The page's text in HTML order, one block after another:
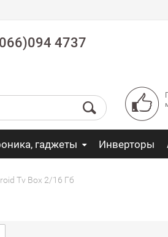
4737
гаджеты Инверторы
Tv Box 2/16 Гб